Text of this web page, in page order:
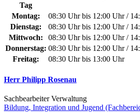
Tag
Montag:
08:30 Uhr bis 12:00 Uhr /
Dienstag:
08:30 Uhr bis 12:00 Uhr /
Mittwoch:
08:30 Uhr bis 12:00 Uhr /
Donnerstag: 08:30 Uhr bis 12:00 Uhr /
Freitag:
08:30 Uhr bis 13:00 Uhr
Herr Philipp Rosenau
Sachbearbeiter Verwaltung
Bildung, Integration und Jugend